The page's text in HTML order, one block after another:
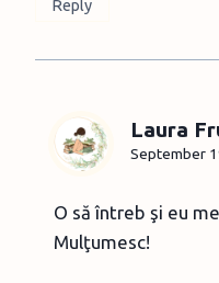
Reply
Laura
September
O să întreb şi eu
Mulţumesc!